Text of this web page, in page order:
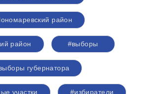
район
район #выборы
губернатора
участки #избиратели